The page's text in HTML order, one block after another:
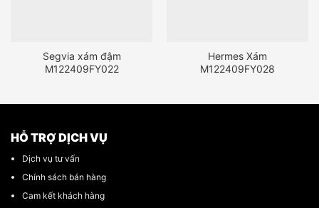
Segvia xám đậm
M122409FY022
Hermes Xám
M122409FY028
HỖ TRỢ DỊCH VỤ
Dịch vụ tư vấn
Chính sách bán hàng
Cam kết khách hàng